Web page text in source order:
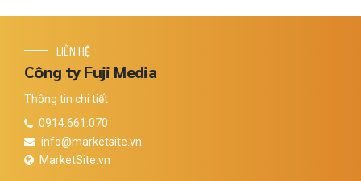
LIÊN HỆ
Công ty Fuji Media
Thông tin chi tiết
0914.661.070
info@marketsite.vn
MarketSite.vn